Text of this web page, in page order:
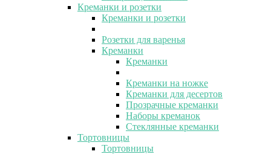
Креманки и розетки
Креманки и розетки
Розетки для варенья
Креманки
Креманки
Креманки на ножке
Креманки для десертов
Прозрачные креманки
Наборы креманок
Стеклянные креманки
Тортовницы
Тортовницы